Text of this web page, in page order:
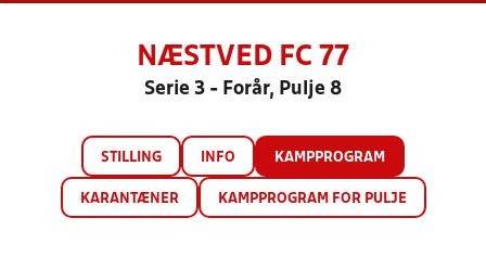
NÆSTVED FC 77
Serie 3 - Forår, Pulje 8
STILLING INFO KAMPPROGRAM
KARANTÆNER KAMPPROGRAM FOR PULJE